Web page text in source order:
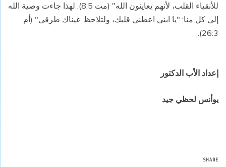
للأنقياء القلب، لأنهم يعاينون الله" (مت 8:5). لهذا جاءت وصية الله
إلى كل منا: "يا ابنى اعطنى قلبك، ولتلاحظ عيناك طرقى" (أم
26:3).
إعداد الأب الدكتور
يوأنس لحظي جيد
SHARE